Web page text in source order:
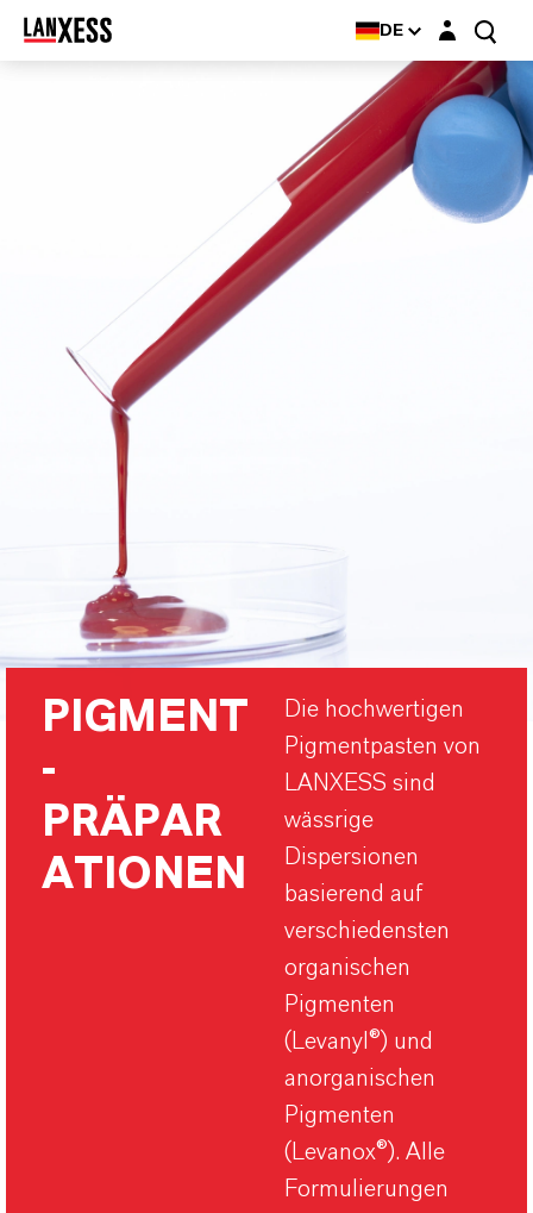
DE Login-Maske
PIGMENT
-
PRÄPAR
ATIONEN
Die hochwertigen
Pigmentpasten von
LANXESS sind
wässrige
Dispersionen
basierend auf
verschiedensten
organischen
Pigmenten
(Levanyl®) und
anorganischen
Pigmenten
(Levanox®). Alle
Formulierungen